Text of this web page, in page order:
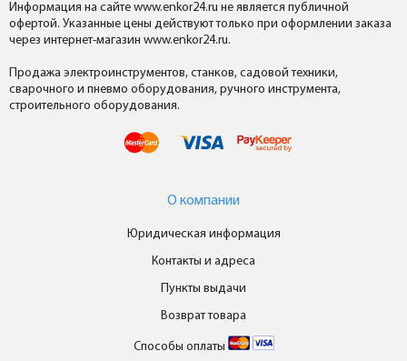
Информация на сайте www.enkor24.ru не является публичной
офертой. Указанные цены действуют только при оформлении заказа
через интернет-магазин www.enkor24.ru.
Продажа электроинструментов, станков, садовой техники,
сварочного и пневмо оборудования, ручного инструмента,
строительного оборудования.
О компании
Юридическая информация
Контакты и адреса
Пункты выдачи
Возврат товара
Способы оплаты